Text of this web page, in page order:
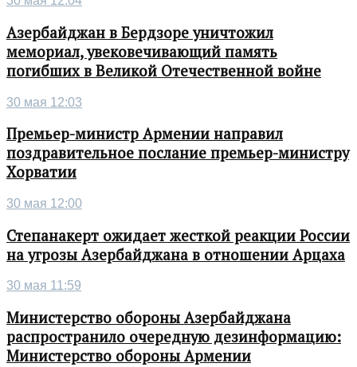
Азербайджан в Бердзоре уничтожил
мемориал, увековечивающий память
погибших в Великой Отечественной войне
30 мая 12:03
Премьер-министр Армении направил
поздравительное послание премьер-министру
Хорватии
30 мая 12:00
Степанакерт ожидает жесткой реакции России
на угрозы Азербайджана в отношении Арцаха
30 мая 11:59
Министерство обороны Азербайджана
распространило очередную дезинформацию:
Министерство обороны Армении